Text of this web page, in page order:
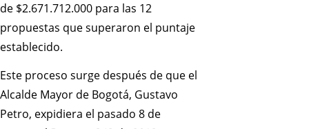
de $2.671.712.000 para las 12
propuestas que superaron el puntaje
establecido.
Este proceso surge después de que el
Alcalde Mayor de Bogotá, Gustavo
Petro, expidiera el pasado 8 de